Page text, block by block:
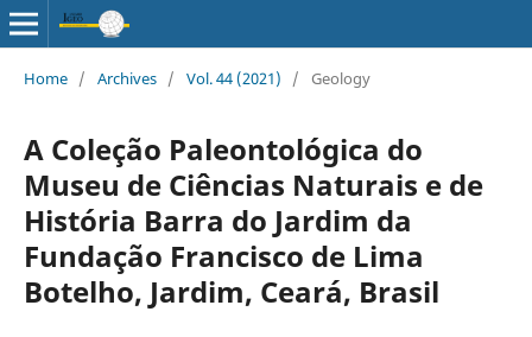
Home / Archives / Vol. 44 (2021) / Geology
A Coleção Paleontológica do
Museu de Ciências Naturais e de
História Barra do Jardim da
Fundação Francisco de Lima
Botelho, Jardim, Ceará, Brasil